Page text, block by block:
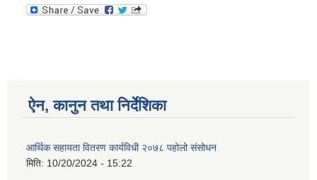
ऐन, कानुन तथा निर्देशिका
आर्थिक सहायता वितरण कार्यविधी २०७८ पहोलो संसोधन
मिति: 10/20/2024 - 15:22